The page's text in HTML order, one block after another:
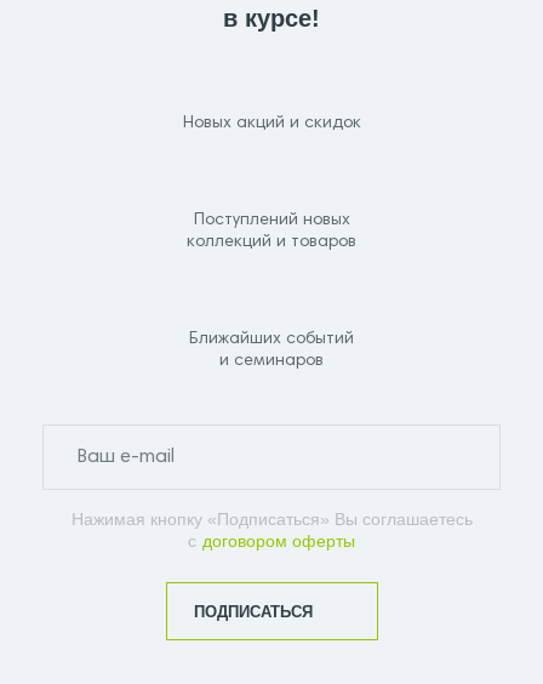
в курсе!
Новых акций и скидок
Поступлений новых
коллекций и товаров
Ближайших событий
и семинаров
Нажимая кнопку «Подписаться» Вы соглашаетесь
с договором оферты
ПОДПИСАТЬСЯ